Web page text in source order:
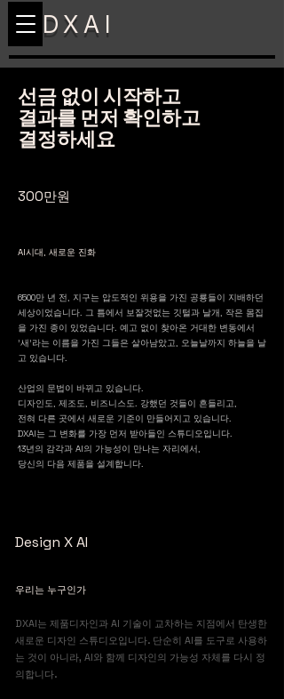
DXAI
선금 없이 시작하고
결과를 먼저 확인하고
결정하세요
300만원
AI시대, 새로운 진화
6500만 년 전, 지구는 압도적인 위용을 가진 공룡들이 지배하던
세상이었습니다. 그 틈에서 보잘것없는 깃털과 날개, 작은 몸집
을 가진 종이 있었습니다. 예고 없이 찾아온 거대한 변동에서
'새'라는 이름을 가진 그들은 살아남았고, 오늘날까지 하늘을 날
고 있습니다.
산업의 문법이 바뀌고 있습니다.
디자인도, 제조도, 비즈니스도. 강했던 것들이 흔들리고,
전혀 다른 곳에서 새로운 기준이 만들어지고 있습니다.
DXAI는 그 변화를 가장 먼저 받아들인 스튜디오입니다.
13년의 감각과 AI의 가능성이 만나는 자리에서,
당신의 다음 제품을 설계합니다.
Design X AI
우리는 누구인가​
DXAI는 제품디자인과 AI 기술이 교차하는 지점에서 탄생한
새로운 디자인 스튜디오입니다. 단순히 AI를 도구로 사용하
는 것이 아니라, AI와 함께 디자인의 가능성 자체를 다시 정
의합니다.